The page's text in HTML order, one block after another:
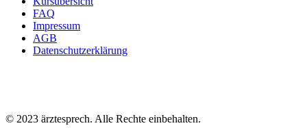
FAQ
Impressum
AGB
Datenschutzerklärung
© 2023 ärztesprech. Alle Rechte einbehalten.